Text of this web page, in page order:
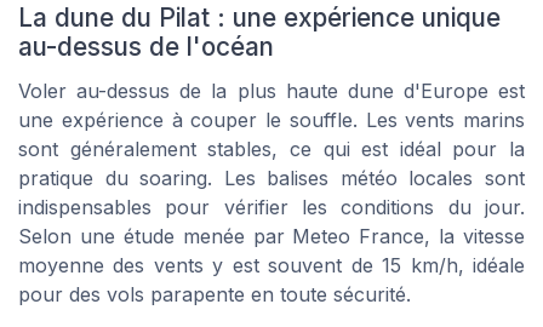
La dune du Pilat : une expérience unique
au-dessus de l'océan
Voler au-dessus de la plus haute dune d'Europe est
une expérience à couper le souffle. Les vents marins
sont généralement stables, ce qui est idéal pour la
pratique du soaring. Les balises météo locales sont
indispensables pour vérifier les conditions du jour.
Selon une étude menée par Meteo France, la vitesse
moyenne des vents y est souvent de 15 km/h, idéale
pour des vols parapente en toute sécurité.